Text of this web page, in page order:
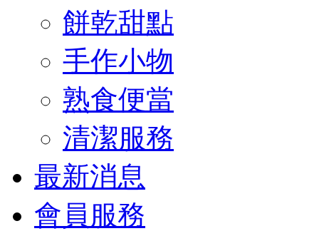
餅乾甜點
手作小物
熟食便當
清潔服務
最新消息
會員服務